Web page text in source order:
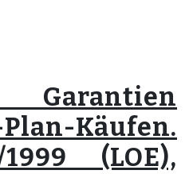
Garantien
Käufen.
(LOE),